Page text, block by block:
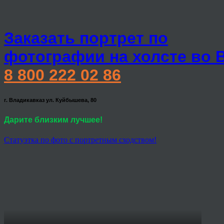
Заказать портрет по
фотографии на холсте во
8 800 222 02 86
г. Владикавказ ул. Куйбышева, 80
Дарите близким лучшее!
Статуэтка по фото с портретным сходством!